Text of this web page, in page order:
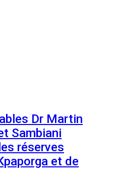
Dr Martin
Sambiani
réserves
et de